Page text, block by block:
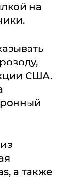
на
США.
а также